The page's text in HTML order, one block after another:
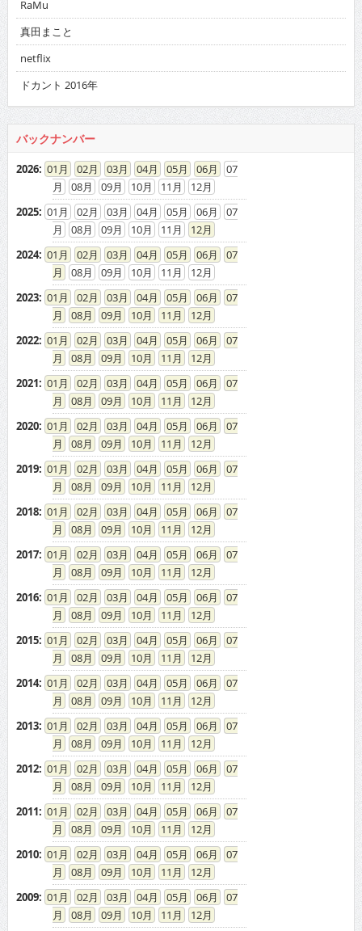
RaMu
真田まこと
netflix
ドカント 2016年
バックナンバー
2026: 01 02 03 04 05 06
07
08
09 10 11
12
2025: 01 02 03 04 05 06
07
08
09 10 11
12
2024: 01 02 03 04 05 06
07
08
09 10 11
12
2023: 01 02 03 04 05 06
07
08
09 10 11
12
2022: 01 02 03 04 05 06
07
08
09 10 11
12
2021: 01 02 03 04 05 06
07
08
09 10 11
12
2020: 01 02 03 04 05 06
07
08
09 10 11
12
2019: 01 02 03 04 05 06
07
08
09 10 11
12
2018: 01 02 03 04 05 06
07
08
09 10 11
12
2017: 01 02 03 04 05 06
07
08
09 10 11
12
2016: 01 02 03 04 05 06
07
08
09 10 11
12
2015: 01 02 03 04 05 06
07
08
09 10 11
12
2014: 01 02 03 04 05 06
07
08
09 10 11
12
2013: 01 02 03 04 05 06
07
08
09 10 11
12
2012: 01 02 03 04 05 06
07
08
09 10 11
12
2011: 01 02 03 04 05 06
07
08
09 10 11
12
2010: 01 02 03 04 05 06
07
08
09 10 11
12
2009: 01 02 03 04 05 06
07
08
09 10 11
12